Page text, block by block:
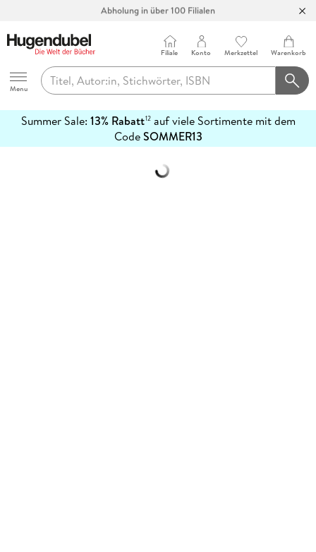
Abholung in über 100 Filialen
Hugendubel
Menu
Filiale Konto Merkzettel Warenkorb
Summer Sale: 13% Rabatt12auf viele Sortimente mit dem
CodeSOMMER13
erfahren